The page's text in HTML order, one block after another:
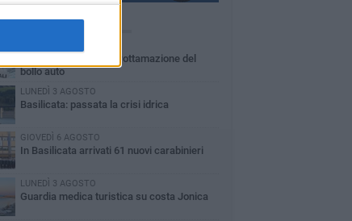
QUESTA SETTIMANA
Basilicata: approvata rottamazione del
bollo auto
LUNEDÌ 3 AGOSTO
Basilicata: passata la crisi idrica
GIOVEDÌ 6 AGOSTO
In Basilicata arrivati 61 nuovi carabinieri
LUNEDÌ 3 AGOSTO
Guardia medica turistica su costa Jonica